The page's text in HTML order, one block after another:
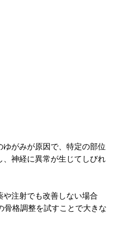
がみが原因で、特定の部位
神経に異常が生じてしびれ
注射でも改善しない場合
格調整を試すことで大きな